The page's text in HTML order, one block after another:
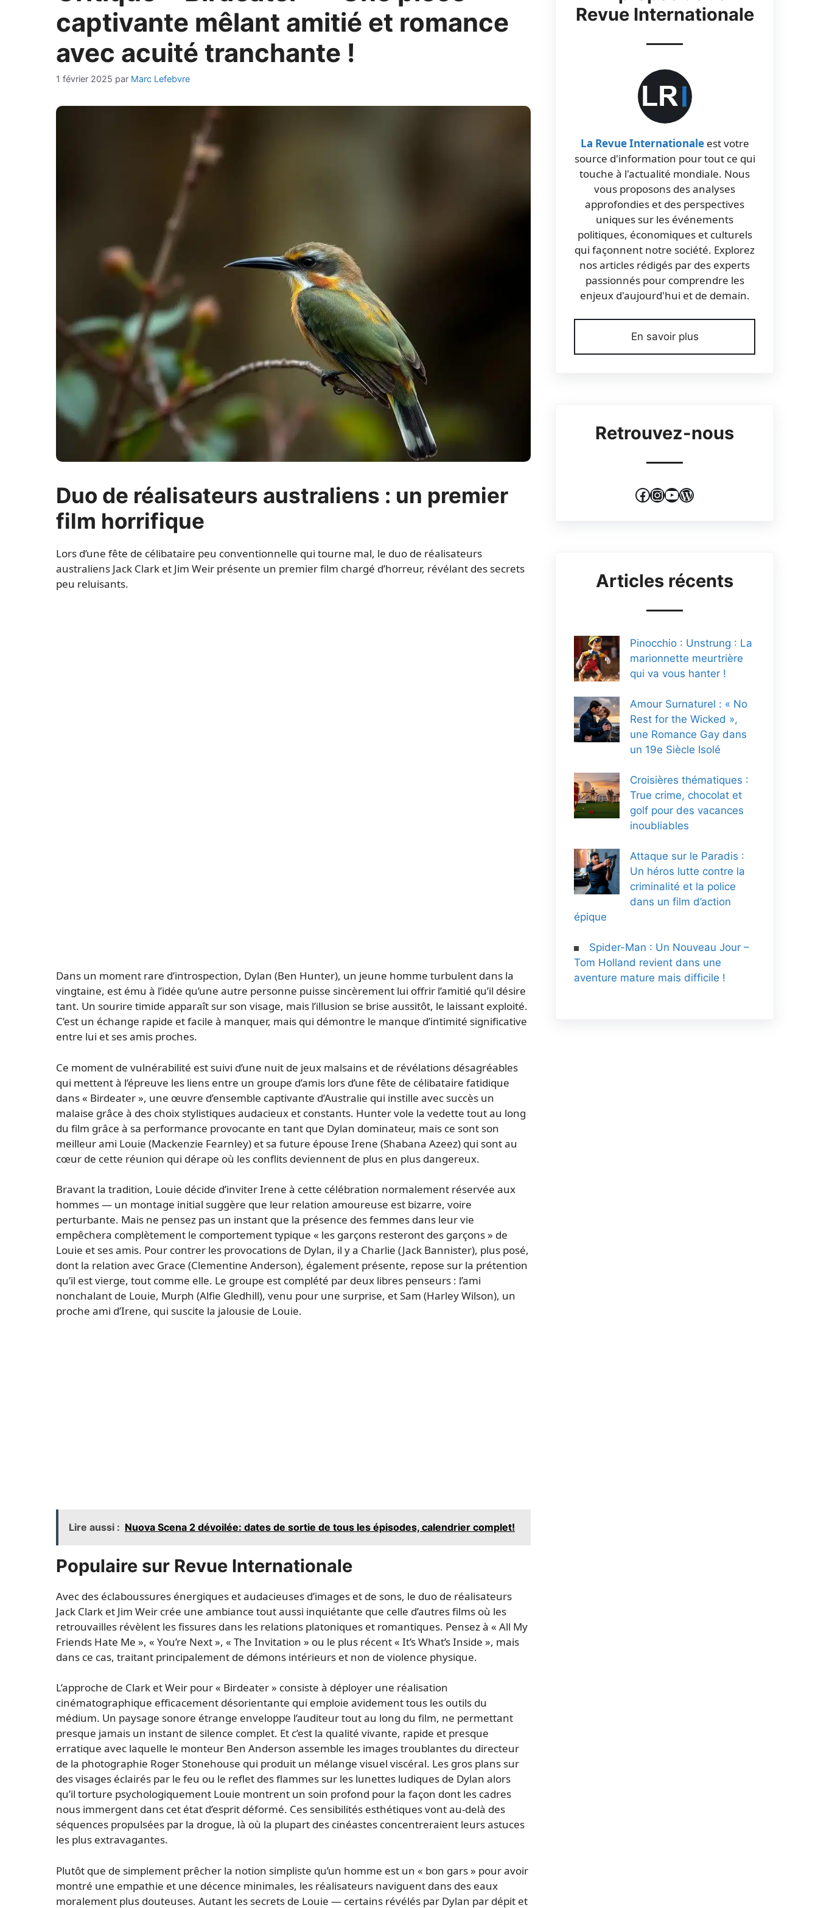
captivante mêlant amitié et romance
avec acuité tranchante !
1 février 2025 par Marc Lefebvre
Duo de réalisateurs australiens : un premier
film horrifique
Lors d’une fête de célibataire peu conventionnelle qui tourne mal, le duo de réalisateurs
australiens Jack Clark et Jim Weir présente un premier film chargé d’horreur, révélant des secrets
peu reluisants.
Dans un moment rare d’introspection, Dylan (Ben Hunter), un jeune homme turbulent dans la
vingtaine, est ému à l’idée qu’une autre personne puisse sincèrement lui offrir l’amitié qu’il désire
tant. Un sourire timide apparaît sur son visage, mais l’illusion se brise aussitôt, le laissant exploité.
C’est un échange rapide et facile à manquer, mais qui démontre le manque d’intimité significative
entre lui et ses amis proches.
Ce moment de vulnérabilité est suivi d’une nuit de jeux malsains et de révélations désagréables
qui mettent à l’épreuve les liens entre un groupe d’amis lors d’une fête de célibataire fatidique
dans « Birdeater », une œuvre d’ensemble captivante d’Australie qui instille avec succès un
malaise grâce à des choix stylistiques audacieux et constants. Hunter vole la vedette tout au long
du film grâce à sa performance provocante en tant que Dylan dominateur, mais ce sont son
meilleur ami Louie (Mackenzie Fearnley) et sa future épouse Irene (Shabana Azeez) qui sont au
cœur de cette réunion qui dérape où les conflits deviennent de plus en plus dangereux.
Bravant la tradition, Louie décide d’inviter Irene à cette célébration normalement réservée aux
hommes — un montage initial suggère que leur relation amoureuse est bizarre, voire
perturbante. Mais ne pensez pas un instant que la présence des femmes dans leur vie
empêchera complètement le comportement typique « les garçons resteront des garçons » de
Louie et ses amis. Pour contrer les provocations de Dylan, il y a Charlie (Jack Bannister), plus posé,
dont la relation avec Grace (Clementine Anderson), également présente, repose sur la prétention
qu’il est vierge, tout comme elle. Le groupe est complété par deux libres penseurs : l’ami
nonchalant de Louie, Murph (Alfie Gledhill), venu pour une surprise, et Sam (Harley Wilson), un
proche ami d’Irene, qui suscite la jalousie de Louie.
Lire aussi : Nuova Scena 2 dévoilée: dates de sortie de tous les épisodes, calendrier complet!
Populaire sur Revue Internationale
Avec des éclaboussures énergiques et audacieuses d’images et de sons, le duo de réalisateurs
Jack Clark et Jim Weir crée une ambiance tout aussi inquiétante que celle d’autres films où les
retrouvailles révèlent les fissures dans les relations platoniques et romantiques. Pensez à « All My
Friends Hate Me », « You’re Next », « The Invitation » ou le plus récent « It’s What’s Inside », mais
dans ce cas, traitant principalement de démons intérieurs et non de violence physique.
L’approche de Clark et Weir pour « Birdeater » consiste à déployer une réalisation
cinématographique efficacement désorientante qui emploie avidement tous les outils du
médium. Un paysage sonore étrange enveloppe l’auditeur tout au long du film, ne permettant
presque jamais un instant de silence complet. Et c’est la qualité vivante, rapide et presque
erratique avec laquelle le monteur Ben Anderson assemble les images troublantes du directeur
de la photographie Roger Stonehouse qui produit un mélange visuel viscéral. Les gros plans sur
des visages éclairés par le feu ou le reflet des flammes sur les lunettes ludiques de Dylan alors
qu’il torture psychologiquement Louie montrent un soin profond pour la façon dont les cadres
nous immergent dans cet état d’esprit déformé. Ces sensibilités esthétiques vont au-delà des
séquences propulsées par la drogue, là où la plupart des cinéastes concentreraient leurs astuces
les plus extravagantes.
Plutôt que de simplement prêcher la notion simpliste qu’un homme est un « bon gars » pour avoir
montré une empathie et une décence minimales, les réalisateurs naviguent dans des eaux
moralement plus douteuses. Autant les secrets de Louie — certains révélés par Dylan par dépit et
Revue Internationale
La Revue Internationaleest votre
source d'information pour tout ce qui
touche à l'actualité mondiale. Nous
vous proposons des analyses
approfondies et des perspectives
uniques sur les événements
politiques, économiques et culturels
qui façonnent notre société. Explorez
nos articles rédigés par des experts
passionnés pour comprendre les
enjeux d'aujourd'hui et de demain.
En savoir plus
Retrouvez-nous
Facebook
Instagram
YouTube
WordPress
Articles récents
Pinocchio : Unstrung : La
marionnette meurtrière
qui va vous hanter !
Amour Surnaturel : « No
Rest for the Wicked »,
une Romance Gay dans
un 19e Siècle Isolé
Croisières thématiques :
True crime, chocolat et
golf pour des vacances
inoubliables
Attaque sur le Paradis :
Un héros lutte contre la
criminalité et la police
dans un film d’action
épique
Spider-Man : Un Nouveau Jour –
Tom Holland revient dans une
aventure mature mais difficile !